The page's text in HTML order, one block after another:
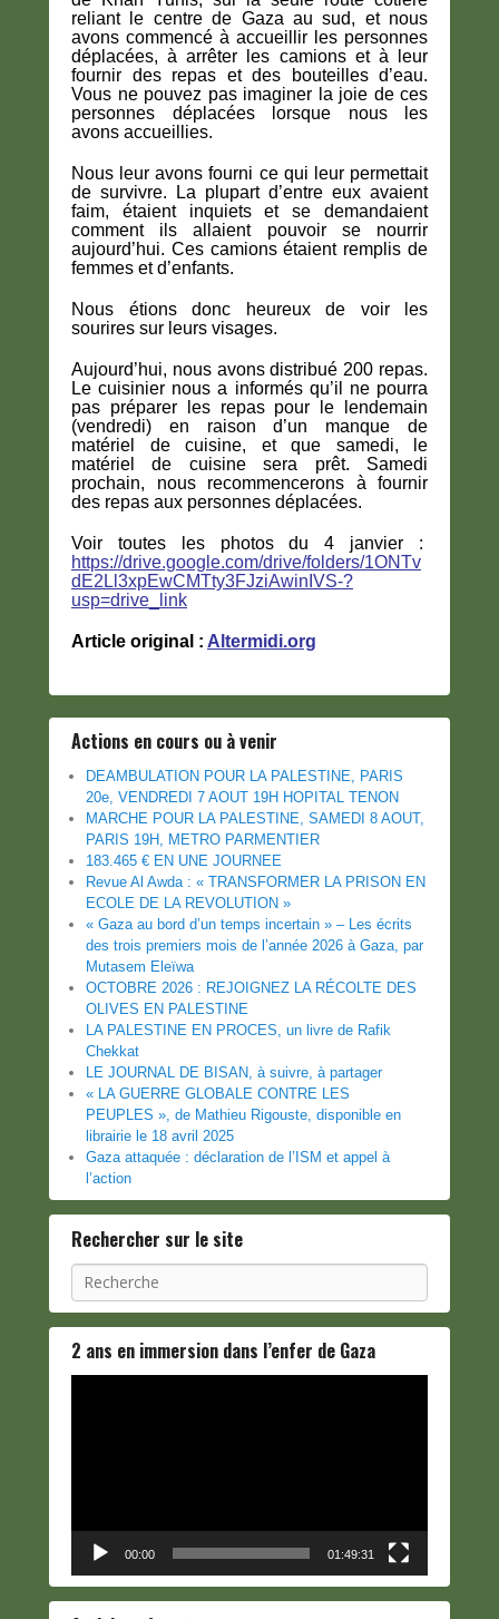
reliant le centre de Gaza au sud, et nous
avons commencé à accueillir les personnes
déplacées, à arrêter les camions et à leur
fournir des repas et des bouteilles d’eau.
Vous ne pouvez pas imaginer la joie de ces
personnes déplacées lorsque nous les
avons accueillies.
Nous leur avons fourni ce qui leur permettait
de survivre. La plupart d’entre eux avaient
faim, étaient inquiets et se demandaient
comment ils allaient pouvoir se nourrir
aujourd’hui. Ces camions étaient remplis de
femmes et d’enfants.
Nous étions donc heureux de voir les
sourires sur leurs visages.
Aujourd’hui, nous avons distribué 200 repas.
Le cuisinier nous a informés qu’il ne pourra
pas préparer les repas pour le lendemain
(vendredi) en raison d’un manque de
matériel de cuisine, et que samedi, le
matériel de cuisine sera prêt. Samedi
prochain, nous recommencerons à fournir
des repas aux personnes déplacées.
Voir toutes les photos du 4 janvier :
https://drive.google.com/drive/folders/1ONTv
dE2Ll3xpEwCMTty3FJziAwinIVS-?
usp=drive_link
Article original : Altermidi.org
Actions en cours ou à venir
DEAMBULATION POUR LA PALESTINE, PARIS
20e, VENDREDI 7 AOUT 19H HOPITAL TENON
MARCHE POUR LA PALESTINE, SAMEDI 8 AOUT,
PARIS 19H, METRO PARMENTIER
183.465 € EN UNE JOURNEE
Revue Al Awda : « TRANSFORMER LA PRISON EN
ECOLE DE LA REVOLUTION »
« Gaza au bord d’un temps incertain » – Les écrits
des trois premiers mois de l’année 2026 à Gaza, par
Mutasem Eleïwa
OCTOBRE 2026 : REJOIGNEZ LA RÉCOLTE DES
OLIVES EN PALESTINE
LA PALESTINE EN PROCES, un livre de Rafik
Chekkat
LE JOURNAL DE BISAN, à suivre, à partager
« LA GUERRE GLOBALE CONTRE LES
PEUPLES », de Mathieu Rigouste, disponible en
librairie le 18 avril 2025
Gaza attaquée : déclaration de l’ISM et appel à
l’action
Rechercher sur le site
Recherche
2 ans en immersion dans l’enfer de Gaza
00:00 01:49:31